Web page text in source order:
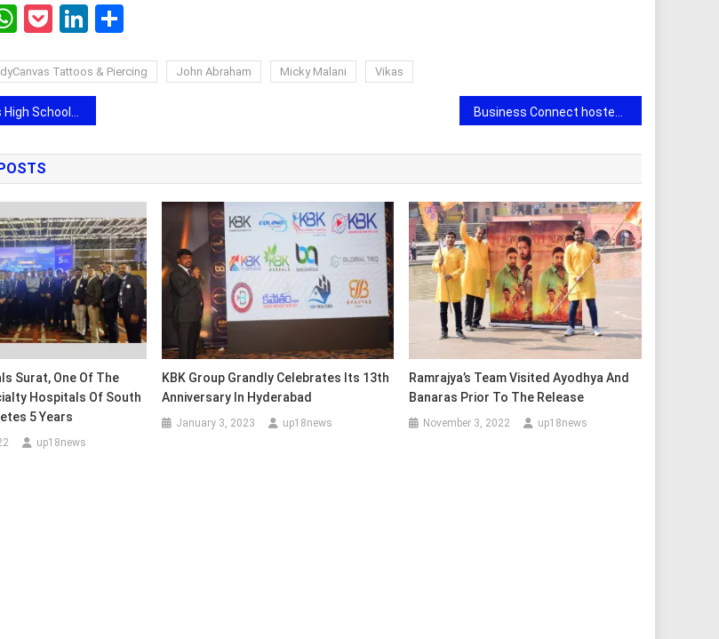
WhatsApp
PocketLinkedIn
Tattoos & Piercing John Abraham Micky Malani Vikas
Encourages Physical Activity Among Students
Surat, One Of The
Hospitals Of South
5 Years
up18news
KBK Group Grandly Celebrates Its 13th
Anniversary In Hyderabad
January 3, 2023 up18news
Ramrajya’s Team Visited Ayodhya And
Banaras Prior To The Release
November 3, 2022 up18news